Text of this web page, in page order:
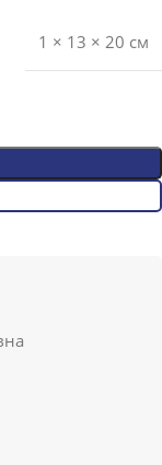
1 × 13 × 20 см